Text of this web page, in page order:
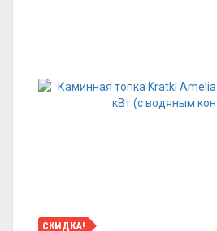
СКИДКА!